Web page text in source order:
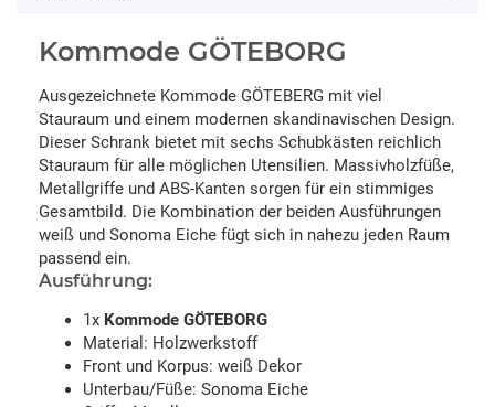
Kommode GÖTEBORG
Ausgezeichnete Kommode GÖTEBERG mit viel
Stauraum und einem modernen skandinavischen Design.
Dieser Schrank bietet mit sechs Schubkästen reichlich
Stauraum für alle möglichen Utensilien. Massivholzfüße,
Metallgriffe und ABS-Kanten sorgen für ein stimmiges
Gesamtbild. Die Kombination der beiden Ausführungen
weiß und Sonoma Eiche fügt sich in nahezu jeden Raum
passend ein.
Ausführung:
1x Kommode GÖTEBORG
Material: Holzwerkstoff
Front und Korpus: weiß Dekor
Unterbau/Füße: Sonoma Eiche